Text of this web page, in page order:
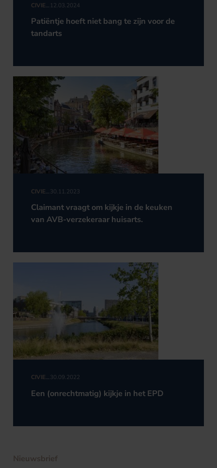
CIVIEL
RECHT
12.03.2024
Patiëntje hoeft niet bang te zijn voor de
tandarts
CIVIEL
RECHT
30.11.2023
Claimant vraagt om kijkje in de keuken
van AVB-verzekeraar huisarts.
CIVIEL
RECHT
30.09.2022
Een (onrechtmatig) kijkje in het EPD
Nieuwsbrief